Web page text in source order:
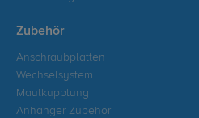
Zubehör
Anschraubplatten
Wechselsystem
Maulkupplung
Anhänger Zubehör